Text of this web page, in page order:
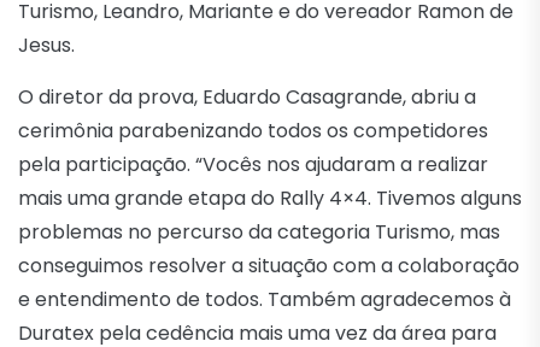
Turismo, Leandro, Mariante e do vereador Ramon de
Jesus.
O diretor da prova, Eduardo Casagrande, abriu a
cerimônia parabenizando todos os competidores
pela participação. “Vocês nos ajudaram a realizar
mais uma grande etapa do Rally 4×4. Tivemos alguns
problemas no percurso da categoria Turismo, mas
conseguimos resolver a situação com a colaboração
e entendimento de todos. Também agradecemos à
Duratex pela cedência mais uma vez da área para